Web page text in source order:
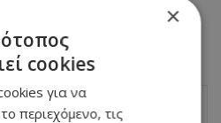
×
cookies
για να
περιεχόμενο, τις